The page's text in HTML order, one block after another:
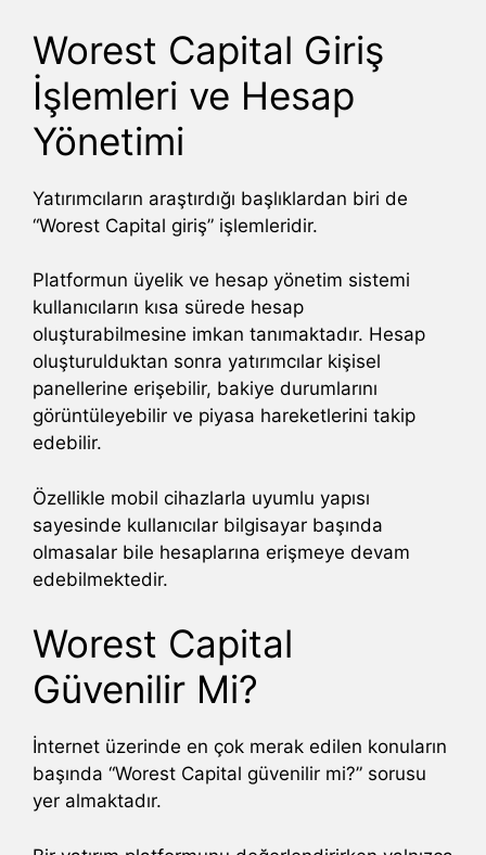
Worest Capital Giriş
İşlemleri ve Hesap
Yönetimi
Yatırımcıların araştırdığı başlıklardan biri de
“Worest Capital giriş” işlemleridir.
Platformun üyelik ve hesap yönetim sistemi
kullanıcıların kısa sürede hesap
oluşturabilmesine imkan tanımaktadır. Hesap
oluşturulduktan sonra yatırımcılar kişisel
panellerine erişebilir, bakiye durumlarını
görüntüleyebilir ve piyasa hareketlerini takip
edebilir.
Özellikle mobil cihazlarla uyumlu yapısı
sayesinde kullanıcılar bilgisayar başında
olmasalar bile hesaplarına erişmeye devam
edebilmektedir.
Worest Capital
Güvenilir Mi?
İnternet üzerinde en çok merak edilen konuların
başında “Worest Capital güvenilir mi?” sorusu
yer almaktadır.